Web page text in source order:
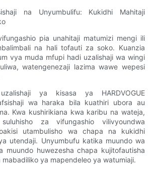
na Unyumbulifu: Kukidhi Mahitaji
pia unahitaji matumizi mengi ili
na hali tofauti za soko. Kuanzia
vya muda mfupi hadi uzalishaji wa wingi
watengenezaji lazima wawe wepesi
ya kisasa ya HARDVOGUE
wa haraka bila kuathiri ubora au
Kwa kushirikiana kwa karibu na wateja,
za vifungashio vilivyoundwa
utambulisho wa chapa na kukidhi
utendaji. Unyumbufu katika muundo wa
muundo huwezesha chapa kujitofautisha
mabadiliko ya mapendeleo ya watumiaji.